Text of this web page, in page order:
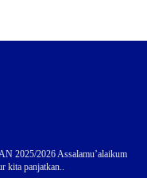
2026 Assalamu’alaikum
kita panjatkan..